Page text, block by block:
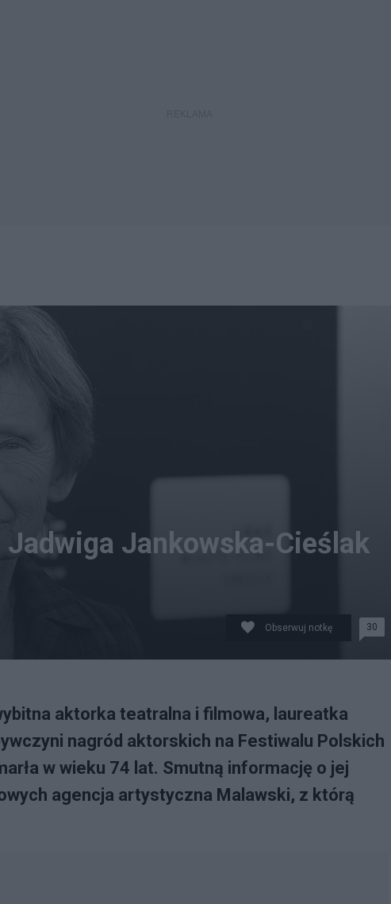
Jankowska-Cieślak
Obserwuj notkę 30
aktorka teatralna i filmowa, laureatka
nagród aktorskich na Festiwalu Polskich
w wieku 74 lat. Smutną informację o jej
agencja artystyczna Malawski, z którą